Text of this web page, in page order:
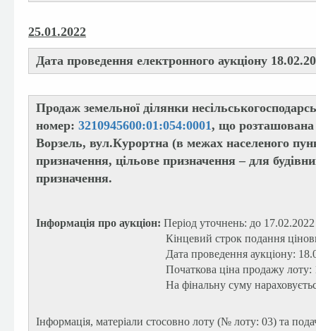
25.01.2022
Дата проведення електронного аукціону
Продаж земельної ділянки
номер: 3210945600:01:054:0001, що розташована
Ворзель, вул.Курортна (в межах населеного
призначення, цільове призначення – для
призначення.
Інформація про аукціон: Період уточнень: до
Кінцевий строк подання
Дата проведення аукціону:
Початкова ціна продажу
На фінальну суму
Інформація, матеріали стосовно лоту (№ лоту: 03) та